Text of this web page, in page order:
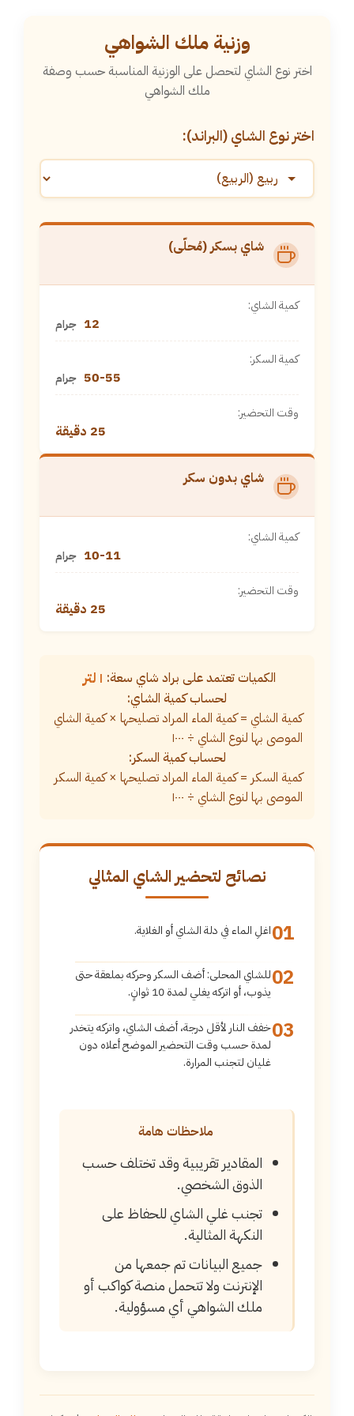
وزنية ملك الشواهي
اختر نوع الشاي لتحصل على الوزنية المناسبة حسب وصفة
ملك الشواهي
اختر نوع الشاي (البراند):
شاي بسكر (مُحلّى)
كمية الشاي:
12 جرام
كمية السكر:
50-55 جرام
وقت التحضير:
25 دقيقة
شاي بدون سكر
كمية الشاي:
10-11 جرام
وقت التحضير:
25 دقيقة
الكميات تعتمد على براد شاي سعة: ١ لتر
لحساب كمية الشاي:
كمية الشاي = كمية الماء المراد تصليحها × كمية الشاي
الموصى بها لنوع الشاي ÷ ١٠٠٠
لحساب كمية السكر:
كمية السكر = كمية الماء المراد تصليحها × كمية السكر
الموصى بها لنوع الشاي ÷ ١٠٠٠
نصائح لتحضير الشاي المثالي
01اغلِ الماء في دلة الشاي أو الغلاية.
02للشاي المحلى: أضف السكر وحركه بملعقة حتى
يذوب، أو اتركه يغلي لمدة 10 ثوانٍ.
03خفف النار لأقل درجة، أضف الشاي، واتركه يتخدر
لمدة حسب وقت التحضير الموضح أعلاه دون
غليان لتجنب المرارة.
ملاحظات هامة
المقادير تقريبية وقد تختلف حسب
الذوق الشخصي.
تجنب غلي الشاي للحفاظ على
النكهة المثالية.
جميع البيانات تم جمعها من
الإنترنت ولا تتحمل منصة كواكب أو
ملك الشواهي أي مسؤولية.